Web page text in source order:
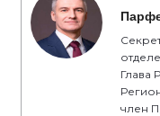
Глава
член